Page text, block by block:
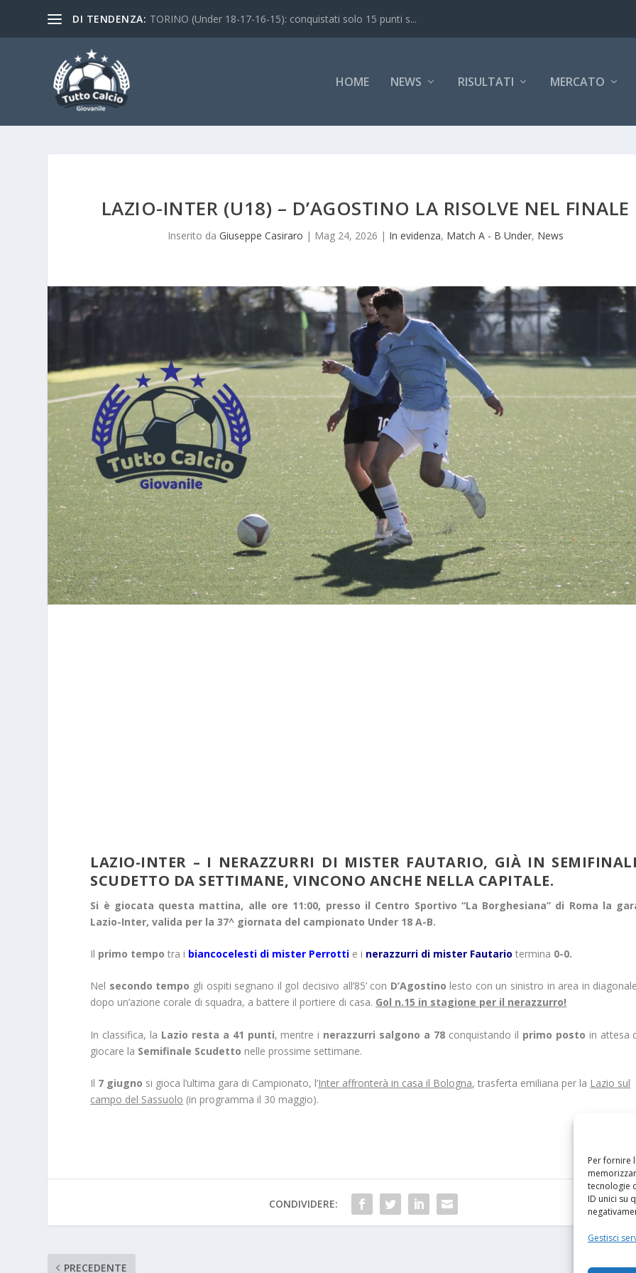
Per fornire
tecnologie
ID unici su
Gestisci
DI TENDENZA: TORINO (Under 18-17-16-15): conquistati solo 15 punti s...
HOME NEWS RISULTATI MERCATO
LAZIO-INTER (U18) – D’AGOSTINO LA RISOLVE NEL FINALE
Inserito da Giuseppe Casiraro | Mag 24, 2026 | In evidenza, Match A - B Under, News
LAZIO-INTER – I NERAZZURRI DI MISTER FAUTARIO, GIÀ IN
SCUDETTO DA SETTIMANE, VINCONO ANCHE NELLA CAPITALE.
Si è giocata questa mattina, alle ore 11:00, presso il Centro Sportivo “La Borghesiana” di Roma la
Lazio-Inter, valida per la 37^ giornata del campionato Under 18 A-B.
Il primo tempo tra i biancocelesti di mister Perrotti e i nerazzurri di mister Fautario termina 0-0.
Nel secondo tempo gli ospiti segnano il gol decisivo all’85’ con D’Agostino lesto con un sinistro in area in
dopo un’azione corale di squadra, a battere il portiere di casa. Gol n.15 in stagione per il nerazzurro!
In classifica, la Lazio resta a 41 punti, mentre i nerazzurri salgono a 78 conquistando il primo posto in attesa
giocare la Semifinale Scudetto nelle prossime settimane.
Il 7 giugno si gioca l’ultima gara di Campionato, l’Inter affronterà in casa il Bologna, trasferta emiliana per la Lazio sul
campo del Sassuolo (in programma il 30 maggio).
CONDIVIDERE:
PRECEDENTE